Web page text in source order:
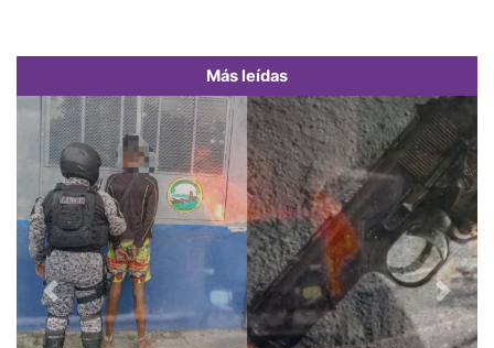
Más leídas
Previous Next